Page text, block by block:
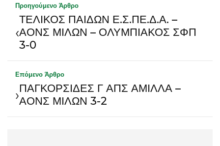
Προηγούμενο Άρθρο
‹
ΤΕΛΙΚΟΣ ΠΑΙΔΩΝ Ε.Σ.ΠΕ.Δ.Α. –
ΑΟΝΣ ΜΙΛΩΝ – ΟΛΥΜΠΙΑΚΟΣ ΣΦΠ
3-0
Επόμενο Άρθρο
›ΠΑΓΚΟΡΣΙΔΕΣ Γ ΑΠΣ ΑΜΙΛΛΑ –
ΑΟΝΣ ΜΙΛΩΝ 3-2